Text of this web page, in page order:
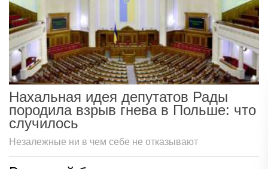
Нахальная идея депутатов Рады
породила взрыв гнева в Польше: что
случилось
Незалежные ни в чем себе не отказывают